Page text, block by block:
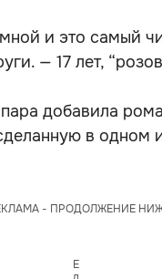
и это самый
— 17 лет,
добавила
в одном
- ПРОДОЛЖЕНИЕ
Е